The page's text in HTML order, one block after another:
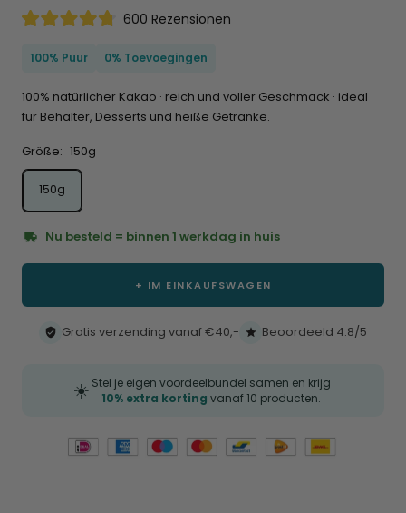
von
bewertet
600 RezensionenKlicken
den
Rezensionen
100% Puur 0% Toevoegingen
100% natürlicher Kakao · reich und voller Geschmack · ideal
für Behälter, Desserts und heiße Getränke.
Größe: 150g
150g
Nu besteld = binnen 1 werkdag in huis
+ IM EINKAUFSWAGEN
Gratis verzending vanaf €40,- Beoordeeld 4.8/5
☀️ Stel je eigen voordeelbundel samen en krijg
10% extra korting vanaf 10 producten.